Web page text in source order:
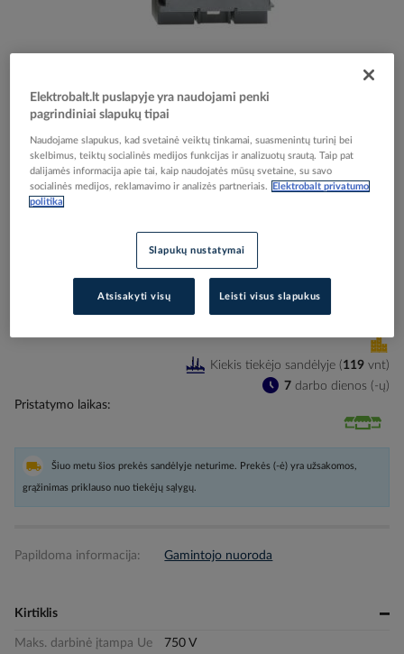
Skip
beginning
images
Reali prekė gali skirtis nuo pavaizduotos nuotraukoje
Kirtiklis 3P 125A be rankenos OT125FT3 - ABB
Elektrobalt prekės kodas
057512
EAN kodas
Pristatymo laikas
7 darbo dienos (-ų)
Kiekis tiekėjo sandėlyje ( 119 vnt)
Šiuo metu šios prekės sandėlyje neturime. Prekės (-ė) yra užsakomos,
grąžinimas priklauso nuo tiekėjų sąlygų.
Papildoma informacija: Gamintojo nuoroda
Kirtiklis
Maks. darbinė įtampa Ue
750 V
Elektrobalt.lt puslapyje yra naudojami penki
pagrindiniai slapukų tipai
Naudojame slapukus, kad svetainė veiktų tinkamai, suasmenintų turinį bei
skelbimus, teiktų socialinės medijos funkcijas ir analizuotų srautą. Taip pat
dalijamės informacija apie tai, kaip naudojatės mūsų svetaine, su savo
socialinės medijos, reklamavimo ir analizės partneriais.
Elektrobalt privatumo
politika
Slapukų nustatymai
Atsisakyti visų Leisti visus slapukus